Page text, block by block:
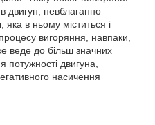
двигун, невблаганно
в ньому міститься і
вигоряння, навпаки,
веде до більш значних
потужності двигуна,
насичення